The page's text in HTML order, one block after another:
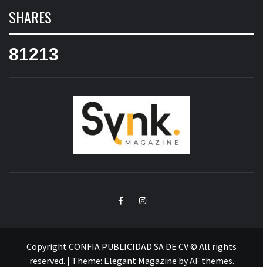
SHARES
81213
FacebookInstagram
Copyright CONFIA PUBLICIDAD SA DE CV © All rights
reserved. | Theme: Elegant Magazine byAF themes.